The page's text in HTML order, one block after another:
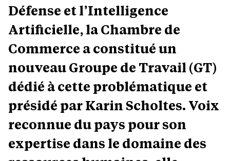
Défense et l’Intelligence
Artificielle, la Chambre de
Commerce a constitué un
nouveau Groupe de Travail (GT)
dédié à cette problématique et
présidé par Karin Scholtes. Voix
reconnue du pays pour son
expertise dans le domaine des